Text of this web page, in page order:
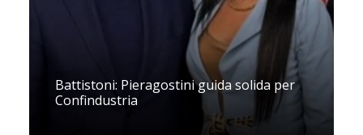
Battistoni: Pieragostini guida solida per
Confindustria